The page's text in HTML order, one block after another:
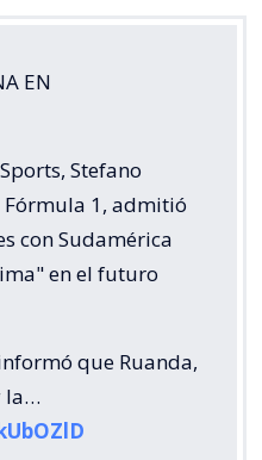
EN
Stefano
Fórmula 1, admitió
con Sudamérica
en el futuro
que Ruanda,
la…